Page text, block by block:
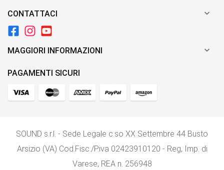
CONTATTACI 
MAGGIORI INFORMAZIONI 
PAGAMENTI SICURI
SOUND s.r.l. - Sede Legale c.so XX Settembre 44 Busto
Arsizio (VA) Cod.Fisc./P.iva 02423910120 - Reg, Imp. di
Varese, REA n. 256948